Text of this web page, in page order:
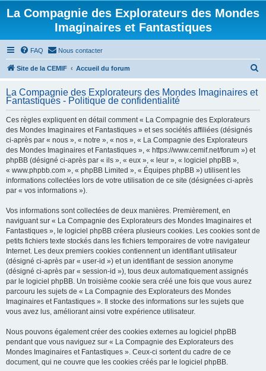
La Compagnie des Explorateurs des Mondes
Imaginaires et Fantastiques
FAQ Nous contacter
Site de la CEMIF Accueil du forum
h
La Compagnie des Explorateurs des Mondes Imaginaires et
Fantastiques - Politique de confidentialité
Ces règles expliquent en détail comment « La Compagnie des Explorateurs
des Mondes Imaginaires et Fantastiques » et ses sociétés affiliées (désignés
ci-après par « nous », « notre », « nos », « La Compagnie des Explorateurs
des Mondes Imaginaires et Fantastiques », « https://www.cemif.net/forum ») et
phpBB (désigné ci-après par « ils », « eux », « leur », « logiciel phpBB »,
« www.phpbb.com », « phpBB Limited », « Équipes phpBB ») utilisent les
informations collectées lors de votre utilisation de ce site (désignées ci-après
par « vos informations »).
Vos informations sont collectées de deux manières. Premièrement, en
naviguant sur « La Compagnie des Explorateurs des Mondes Imaginaires et
Fantastiques », le logiciel phpBB créera plusieurs cookies. Les cookies sont de
petits fichiers texte stockés dans les fichiers temporaires de votre navigateur
Internet. Les deux premiers cookies contiennent un identifiant utilisateur
(désigné ci-après par « user-id ») et un identifiant de session anonyme
(désigné ci-après par « session-id »), tous deux automatiquement assignés
par le logiciel phpBB. Un troisième cookie sera créé une fois que vous aurez
parcouru les sujets de « La Compagnie des Explorateurs des Mondes
Imaginaires et Fantastiques ». Il stocke des informations sur les sujets que
vous avez lus, améliorant ainsi votre expérience utilisateur.
Nous pouvons également créer des cookies externes au logiciel phpBB
pendant que vous naviguez sur « La Compagnie des Explorateurs des
Mondes Imaginaires et Fantastiques ». Ceux-ci sortent du cadre de ce
document, qui ne couvre que les cookies créés par le logiciel phpBB.